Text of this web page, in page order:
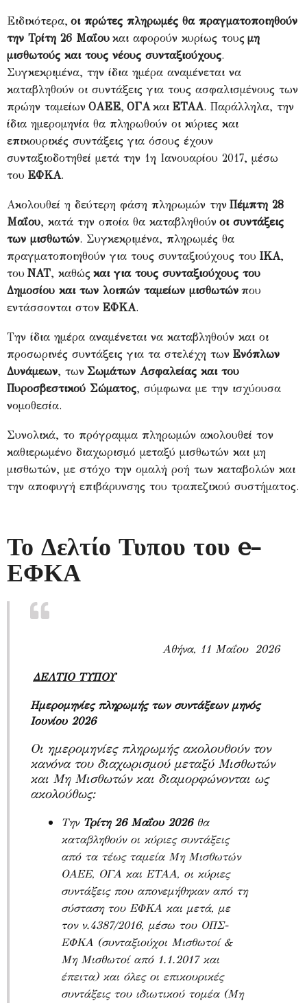
Ειδικότερα, οι πρώτες πληρωμές θα πραγματοποιηθούν
την Τρίτη 26 Μαΐου και αφορούν κυρίως τους μη
μισθωτούς και τους νέους συνταξιούχους.
Συγκεκριμένα, την ίδια ημέρα αναμένεται να
καταβληθούν οι συντάξεις για τους ασφαλισμένους των
πρώην ταμείων ΟΑΕΕ, ΟΓΑ και ΕΤΑΑ. Παράλληλα, την
ίδια ημερομηνία θα πληρωθούν οι κύριες και
επικουρικές συντάξεις για όσους έχουν
συνταξιοδοτηθεί μετά την 1η Ιανουαρίου 2017, μέσω
του ΕΦΚΑ.
Ακολουθεί η δεύτερη φάση πληρωμών την Πέμπτη 28
Μαΐου, κατά την οποία θα καταβληθούν οι συντάξεις
των μισθωτών. Συγκεκριμένα, πληρωμές θα
πραγματοποιηθούν για τους συνταξιούχους του ΙΚΑ,
του ΝΑΤ, καθώς και για τους συνταξιούχους του
Δημοσίου και των λοιπών ταμείων μισθωτών που
εντάσσονται στον ΕΦΚΑ.
Την ίδια ημέρα αναμένεται να καταβληθούν και οι
προσωρινές συντάξεις για τα στελέχη των Ενόπλων
Δυνάμεων, των Σωμάτων Ασφαλείας και του
Πυροσβεστικού Σώματος, σύμφωνα με την ισχύουσα
νομοθεσία.
Συνολικά, το πρόγραμμα πληρωμών ακολουθεί τον
καθιερωμένο διαχωρισμό μεταξύ μισθωτών και μη
μισθωτών, με στόχο την ομαλή ροή των καταβολών και
την αποφυγή επιβάρυνσης του τραπεζικού συστήματος.
Το Δελτίο Τυπου του e-
ΕΦΚΑ
Αθήνα, 11 Μαΐου 2026
ΔΕΛΤΙΟ ΤΥΠΟΥ
Ημερομηνίες πληρωμής των συντάξεων μηνός
Ιουνίου 2026
Οι ημερομηνίες πληρωμής ακολουθούν τον
κανόνα του διαχωρισμού μεταξύ Μισθωτών
και Μη Μισθωτών και διαμορφώνονται ως
ακολούθως:
Την Τρίτη 26 Μαΐου 2026 θα
καταβληθούν οι κύριες συντάξεις
από τα τέως ταμεία Μη Μισθωτών
ΟΑΕΕ, ΟΓΑ και ΕΤΑΑ, οι κύριες
συντάξεις που απονεμήθηκαν από τη
σύσταση του ΕΦΚΑ και μετά, με
τον ν.4387/2016, μέσω του ΟΠΣ-
ΕΦΚΑ (συνταξιούχοι Μισθωτοί &
Μη Μισθωτοί από 1.1.2017 και
έπειτα) και όλες οι επικουρικές
συντάξεις του ιδιωτικού τομέα (Μη